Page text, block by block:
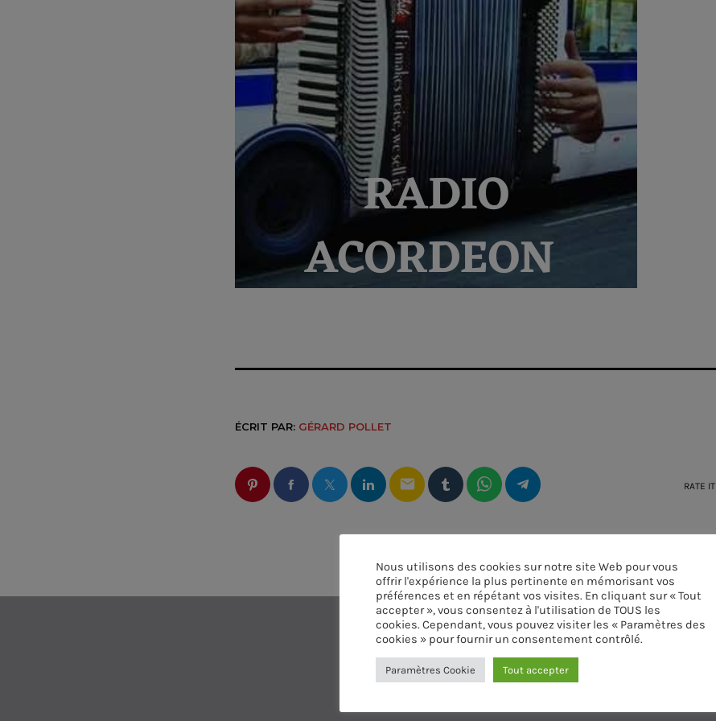
ÉCRIT PAR: GÉRARD POLLET
email RATE IT
Nous utilisons des cookies sur notre site Web pour vous
offrir l'expérience la plus pertinente en mémorisant vos
préférences et en répétant vos visites. En cliquant sur « Tout
accepter », vous consentez à l'utilisation de TOUS les
cookies. Cependant, vous pouvez visiter les « Paramètres des
cookies » pour fournir un consentement contrôlé.
Paramètres Cookie Tout accepter